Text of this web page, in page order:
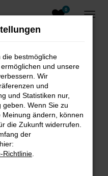
0
helfen können:
die bestmögliche
und unsere
Wir
und
und Statistiken nur,
geben. Wenn Sie zu
ändern, können
die Zukunft widerrufen.
der
Richtlinie